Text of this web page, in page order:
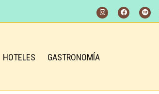
HOTELES GASTRONOMÍA